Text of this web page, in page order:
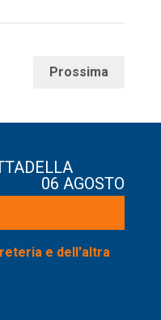
Prossima
06 AGOSTO
e dell'altra